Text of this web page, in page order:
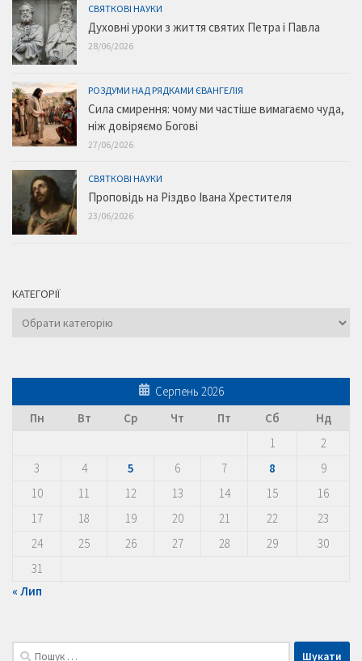
СВЯТКОВІ НАУКИ
Духовні уроки з життя святих Петра і Павла
28/06/2026
РОЗДУМИ НАД РЯДКАМИ ЄВАНГЕЛІЯ
Сила смирення: чому ми частіше вимагаємо чуда,
ніж довіряємо Богові
27/06/2026
СВЯТКОВІ НАУКИ
Проповідь на Різдво Івана Хрестителя
23/06/2026
КАТЕГОРІЇ
Категорії
Серпень 2026
Пн
Вт Ср Чт Пт Сб
Нд
1
2
3
4 5 6 7 8
9
10
11 12 13 14 15
16
17
18 19 20 21 22
23
24
25 26 27 28 29
30
31
« Лип
Пошук: